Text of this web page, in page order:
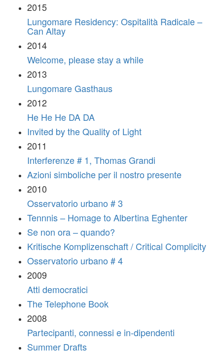
2015
Lungomare Residency: Ospitalità Radicale –
Can Altay
2014
Welcome, please stay a while
2013
Lungomare Gasthaus
2012
He He He DA DA
Invited by the Quality of Light
2011
Interferenze # 1, Thomas Grandi
Azioni simboliche per il nostro presente
2010
Osservatorio urbano # 3
Tennnis – Homage to Albertina Eghenter
Se non ora – quando?
Kritische Komplizenschaft / Critical Complicity
Osservatorio urbano # 4
2009
Atti democratici
The Telephone Book
2008
Partecipanti, connessi e in-dipendenti
Summer Drafts